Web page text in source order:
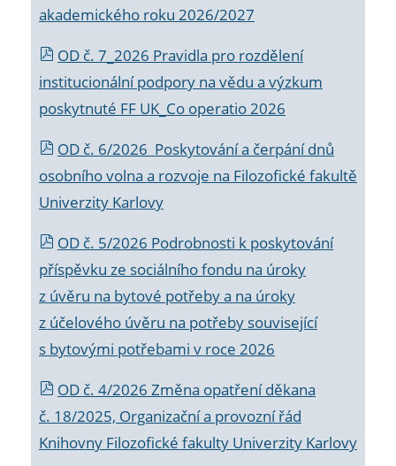
akademického roku 2026/2027
OD č. 7_2026 Pravidla pro rozdělení
institucionální podpory na vědu a výzkum
poskytnuté FF UK_Co operatio 2026
OD č. 6/2026 Poskytování a čerpání dnů
osobního volna a rozvoje na Filozofické fakultě
Univerzity Karlovy
OD č. 5/2026 Podrobnosti k poskytování
příspěvku ze sociálního fondu na úroky
z úvěru na bytové potřeby a na úroky
z účelového úvěru na potřeby související
s bytovými potřebami v roce 2026
OD č. 4/2026 Změna opatření děkana
č. 18/2025, Organizační a provozní řád
Knihovny Filozofické fakulty Univerzity Karlovy